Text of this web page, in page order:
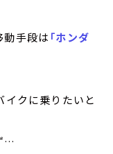
動手段は 「ホンダ
イクに乗りたいと
…